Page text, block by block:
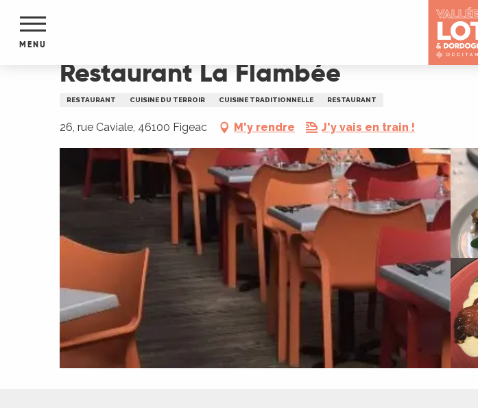
contenu
MENU
Restaurant La Flambée
RESTAURANT CUISINE DU TERROIR CUISINE TRADITIONNELLE RESTAURANT
26, rue Caviale, 46100 Figeac M'y rendre J'y vais en train !